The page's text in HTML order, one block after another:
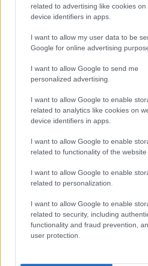
related to advertising like cookies on
device identifiers in apps.
I want to allow my user data to be
Google for online advertising
I want to allow Google to send me
personalized advertising.
I want to allow Google to enable
related to analytics like cookies on
device identifiers in apps.
I want to allow Google to enable
related to functionality of the website
I want to allow Google to enable
related to personalization.
I want to allow Google to enable
related to security, including
functionality and fraud prevention,
user protection.
documenti e KPI
Edoardo Vitali · 8 Ago 2026